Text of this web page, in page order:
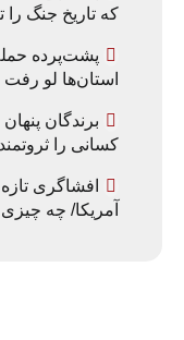
که تاریخ جنگ را
پشت‌پرده
استان‌ها لو رفت
کسانی را
افشاگری
آمریکا/ چه